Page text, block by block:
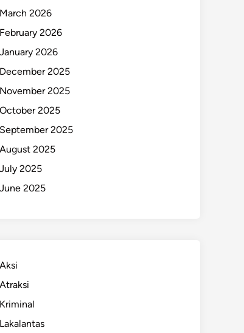
March 2026
February 2026
January 2026
December 2025
November 2025
October 2025
September 2025
August 2025
July 2025
June 2025
Aksi
Atraksi
Kriminal
Lakalantas